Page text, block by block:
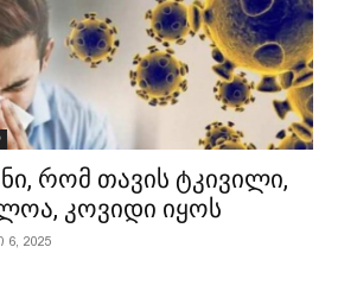
რომ თავის ტკივილი,
კოვიდი იყოს
2025